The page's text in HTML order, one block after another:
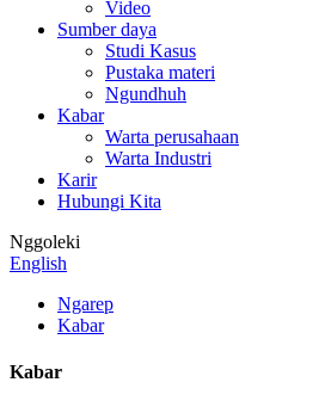
Video
Sumber daya
Studi Kasus
Pustaka materi
Ngundhuh
Kabar
Warta perusahaan
Warta Industri
Karir
Hubungi Kita
Nggoleki
English
Ngarep
Kabar
Kabar